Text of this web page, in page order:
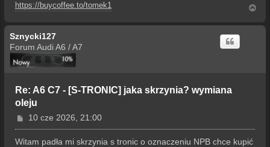
https://buycoffee.to/tomek1
g
Sznycki127
Forum Audi A6 / A7
Re: A6 C7 - [S-TRONIC] jaka skrzynia? wymiana
oleju
P
o
s
10 cze 2026, 21:00
Witam padła mi skrzynia s tronic o oznaczeniu NPB chce kupić